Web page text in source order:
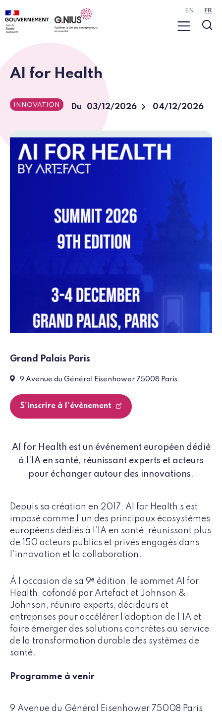
Panneau de gestion des cookies
Aller au contenu
Aller à la navigation
Menu
EN FR
AI for Health
INNOVATION Du 03/12/2026 To 04/12/2026
Grand Palais Paris
Event:9 Avenue du Général Eisenhower 75008 Paris
S'inscrire à l'évènement
AI for Health est un événement européen dédié
à l’IA en santé, réunissant experts et acteurs
pour échanger autour des innovations.
Depuis sa création en 2017, AI for Health s’est
imposé comme l’un des principaux écosystèmes
européens dédiés à l’IA en santé, réunissant plus
de 150 acteurs publics et privés engagés dans
l’innovation et la collaboration.
À l’occasion de sa 9ᵉ édition, le sommet AI for
Health, cofondé par Artefact et Johnson &
Johnson, réunira experts, décideurs et
entreprises pour accélérer l’adoption de l’IA et
faire émerger des solutions concrètes au service
de la transformation durable des systèmes de
santé.
Programme à venir
9 Avenue du Général Eisenhower 75008 Paris